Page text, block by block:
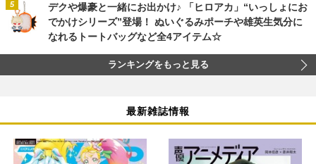
デクや爆豪と一緒にお出かけ♪ 「ヒロアカ」“いっしょにお
でかけシリーズ”登場！ ぬいぐるみポーチや雄英生気分に
なれるトートバッグなど全4アイテム☆
ランキングをもっと見る
最新雑誌情報